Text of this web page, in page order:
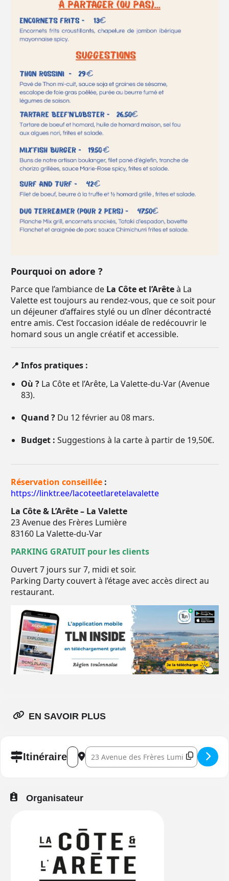
Pourquoi on adore ?
Parce que l’ambiance de La Côte et l’Arêteà La
Valette est toujours au rendez-vous, que ce soit pour
un déjeuner d’affaires stylé ou un dîner décontracté
entre amis. C’est l’occasion idéale de redécouvrir le
homard sous un angle créatif et accessible.
📍 Infos pratiques :
Où ? La Côte et l’Arête, La Valette-du-Var (Avenue
83).
Quand ? Du 12 février au 08 mars.
Budget : Suggestions à la carte à partir de 19,50€.
Réservation conseillée :
https://linktr.ee/lacoteetlaretelavalette
La Côte & L’Arête – La Valette
23 Avenue des Frères Lumière
83160 La Valette-du-Var
PARKING GRATUIT pour les clients
Ouvert 7 jours sur 7, midi et soir.
Parking Darty couvert à l’étage avec accès direct au
restaurant.
EN SAVOIR PLUS
ItinéraireAddress - Le Match Parfait Terre & Mer []
Destination Address - Le Match Parfait
Organisateur